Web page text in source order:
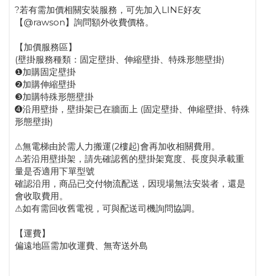
?若有需加價相關安裝服務，可先加入LINE好友
【@rawson】詢問額外收費價格。
【加價服務區】
(壁掛服務種類：固定壁掛、伸縮壁掛、特殊形態壁掛)
❶加購固定壁掛
❷加購伸縮壁掛
❸加購特殊形態壁掛
➍沿用壁掛，壁掛架已在牆面上 (固定壁掛、伸縮壁掛、特殊
形態壁掛)
⚠無電梯由於需人力搬運(2樓起)會再加收相關費用。
⚠若沿用壁掛架，請先確認舊的壁掛架寬度、長度與承載重
量是否適用下單型號
確認沿用，商品已交付物流配送，因現場無法安裝者，還是
會收取費用。
⚠如有需回收舊電視，可與配送司機詢問協調。
【運費】
偏遠地區需加收運費、無寄送外島